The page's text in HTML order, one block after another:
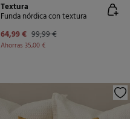
Textura
Funda nórdica con textura
64,99 € 99,99 €
Ahorras 35,00 €